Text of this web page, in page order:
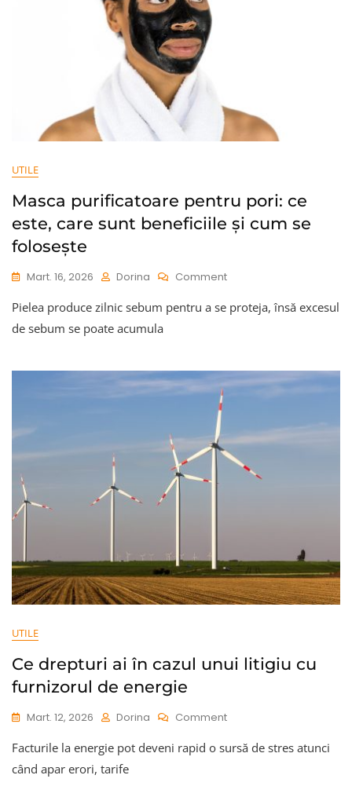
UTILE
Masca purificatoare pentru pori: ce
este, care sunt beneficiile și cum se
folosește
Mart. 16, 2026 Dorina CommentOn
Purificatoare
Este,
Care
Cum
Se
Folosește
Pielea produce zilnic sebum pentru a se proteja, însă excesul
de sebum se poate acumula
UTILE
Ce drepturi ai în cazul unui litigiu cu
furnizorul de energie
Mart. 12, 2026 Dorina CommentOn
Drepturi
Facturile la energie pot deveni rapid o sursă de stres atunci
când apar erori, tarife